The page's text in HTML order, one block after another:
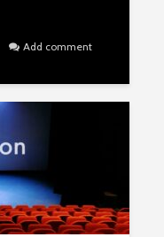
Add comment